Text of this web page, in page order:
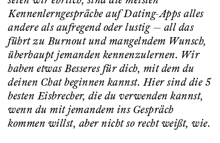
Kennenlerngespräche auf Dating-Apps alles
andere als aufregend oder lustig — all das
führt zu Burnout und mangelndem Wunsch,
überhaupt jemanden kennenzulernen. Wir
haben etwas Besseres für dich, mit dem du
deinen Chat beginnen kannst. Hier sind die 5
besten Eisbrecher, die du verwenden kannst,
wenn du mit jemandem ins Gespräch
kommen willst, aber nicht so recht weißt, wie.